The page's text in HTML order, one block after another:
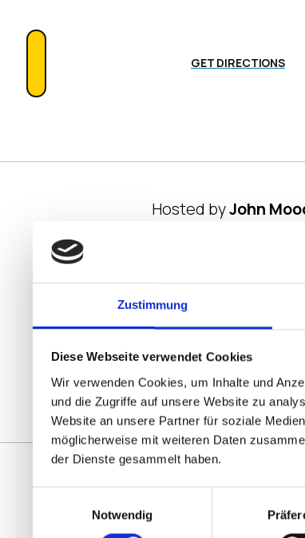
Zustimmung
Diese Webseite verwendet Cookies
Wir verwenden Cookies, um Inhalte und
und die Zugriffe auf unsere Website zu
Website an unsere Partner für soziale
möglicherweise mit weiteren Daten
der Dienste gesammelt haben.
Notwendig
GET DIRECTIONS
Hosted byJohn
PSM Presales
IGEL Ready and
TCO
UMS Set up and